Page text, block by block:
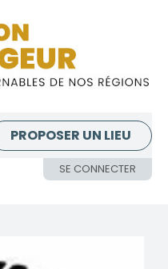
SE CONNECTER
PROPOSER UN LIEU